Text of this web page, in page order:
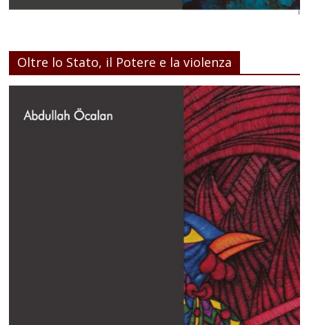
Oltre lo Stato, il Potere e la violenza